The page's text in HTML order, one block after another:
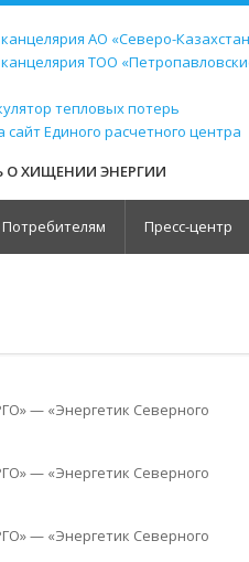
АО «Северо-
ТОО
тепловых потерь
сайт Единого расчетного центра
ХИЩЕНИИ ЭНЕРГИИ
Потребителям Пресс-центр
— «Энергетик Северного
— «Энергетик Северного
— «Энергетик Северного